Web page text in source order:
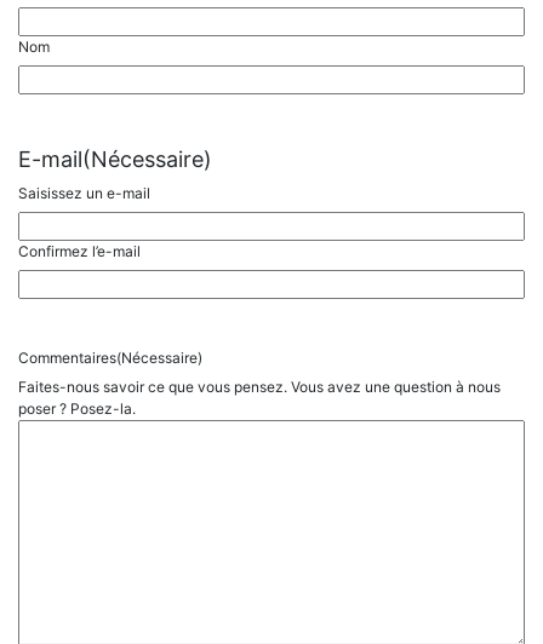
Nom
E-mail(Nécessaire)
Saisissez un e-mail
Confirmez l’e-mail
Commentaires(Nécessaire)
Faites-nous savoir ce que vous pensez. Vous avez une question à nous
poser ? Posez-la.